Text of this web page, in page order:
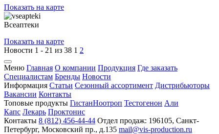
Показать на карте
Всеаптеки
Показать на карте
Новости 1 - 21 из 38 1 2
Меню Главная О компании Продукция Где заказать
Специалистам Бренды Новости
Информация Статьи Сезонный ассортимент Дистрибьюторы
Вакансии Контакты
Топовые продукты ГистанНоотроп Тестогенон Али
Капс Лекарь Проктонис
Контакты 8 (812) 456-44-44 Отдел продаж: 196105, Санкт-
Петербург, Московский пр., д.135 mail@vis-production.ru